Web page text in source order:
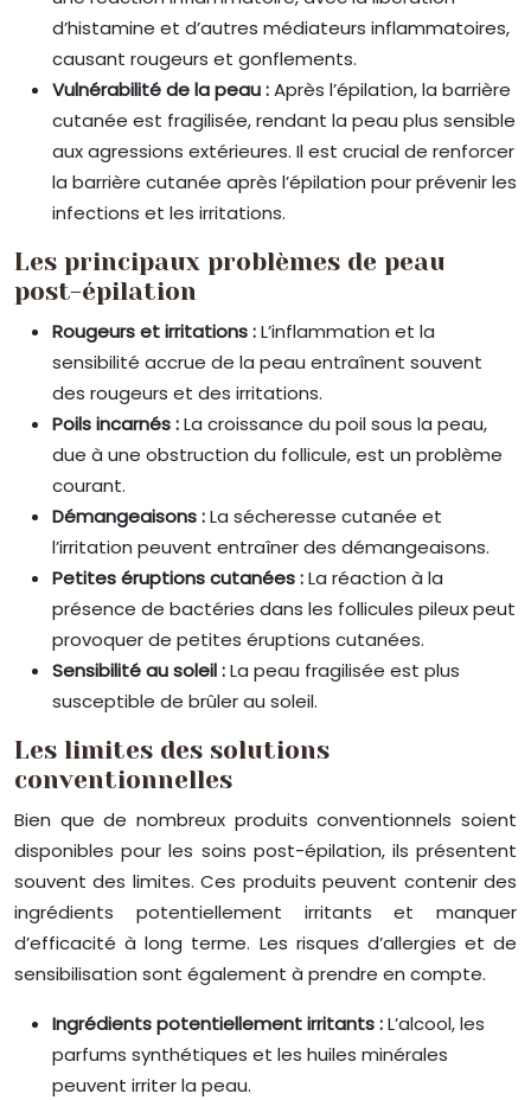
d’histamine et d’autres médiateurs inflammatoires,
causant rougeurs et gonflements.
Vulnérabilité de la peau :Après l’épilation, la barrière
cutanée est fragilisée, rendant la peau plus sensible
aux agressions extérieures. Il est crucial de renforcer
la barrière cutanée après l’épilation pour prévenir les
infections et les irritations.
Les principaux problèmes de peau
post-épilation
Rougeurs et irritations :L’inflammation et la
sensibilité accrue de la peau entraînent souvent
des rougeurs et des irritations.
Poils incarnés :La croissance du poil sous la peau,
due à une obstruction du follicule, est un problème
courant.
Démangeaisons :La sécheresse cutanée et
l’irritation peuvent entraîner des démangeaisons.
Petites éruptions cutanées :La réaction à la
présence de bactéries dans les follicules pileux peut
provoquer de petites éruptions cutanées.
Sensibilité au soleil :La peau fragilisée est plus
susceptible de brûler au soleil.
Les limites des solutions
conventionnelles
Bien que de nombreux produits conventionnels soient
disponibles pour les soins post-épilation, ils présentent
souvent des limites. Ces produits peuvent contenir des
ingrédients potentiellement irritants et manquer
d’efficacité à long terme. Les risques d’allergies et de
sensibilisation sont également à prendre en compte.
Ingrédients potentiellement irritants :L’alcool, les
parfums synthétiques et les huiles minérales
peuvent irriter la peau.